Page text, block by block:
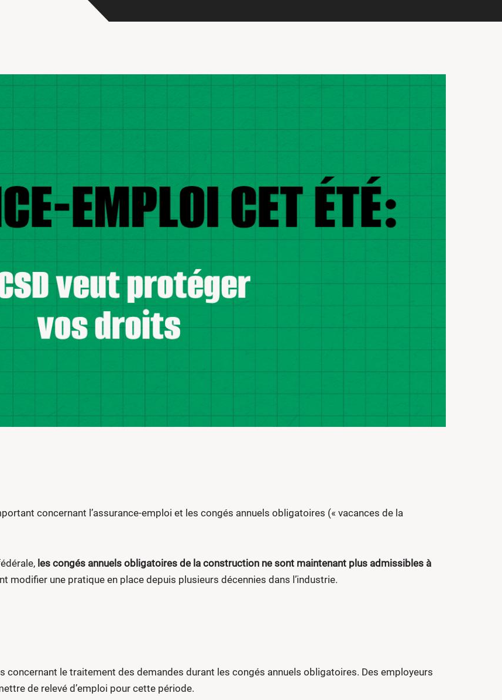
concernant l’assurance-emploi et les congés annuels obligatoires (« vacances de la
les congés annuels obligatoires de la construction ne sont maintenant plus admissibles à
modifier une pratique en place depuis plusieurs décennies dans l’industrie.
concernant le traitement des demandes durant les congés annuels obligatoires. Des employeurs
de relevé d’emploi pour cette période.